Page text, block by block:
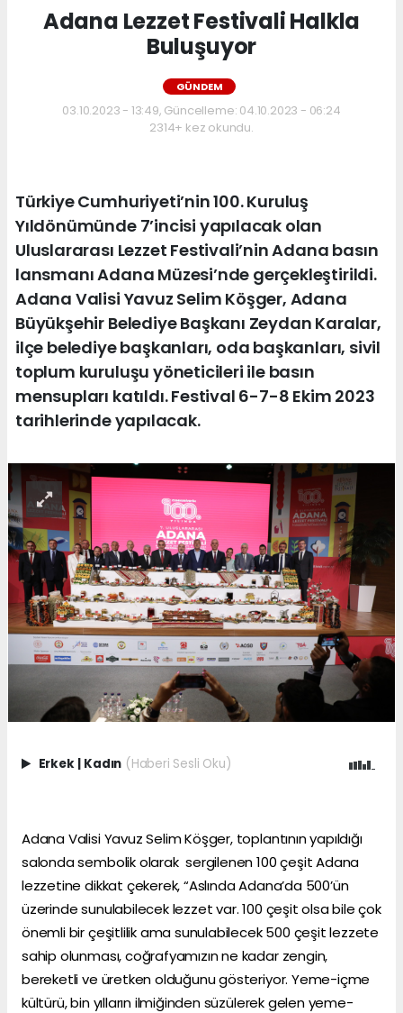
Adana Lezzet Festivali Halkla
Buluşuyor
GÜNDEM
03.10.2023 - 13:49, Güncelleme: 04.10.2023 - 06:24
2314+ kez okundu.
Türkiye Cumhuriyeti’nin 100. Kuruluş
Yıldönümünde 7’incisi yapılacak olan
Uluslararası Lezzet Festivali’nin Adana basın
lansmanı Adana Müzesi’nde gerçekleştirildi.
Adana Valisi Yavuz Selim Köşger, Adana
Büyükşehir Belediye Başkanı Zeydan Karalar,
ilçe belediye başkanları, oda başkanları, sivil
toplum kuruluşu yöneticileri ile basın
mensupları katıldı. Festival 6-7-8 Ekim 2023
tarihlerinde yapılacak.
Erkek | Kadın (Haberi Sesli Oku)
Adana Valisi Yavuz Selim Köşger, toplantının yapıldığı
salonda sembolik olarak sergilenen 100 çeşit Adana
lezzetine dikkat çekerek, “Aslında Adana’da 500’ün
üzerinde sunulabilecek lezzet var. 100 çeşit olsa bile çok
önemli bir çeşitlilik ama sunulabilecek 500 çeşit lezzete
sahip olunması, coğrafyamızın ne kadar zengin,
bereketli ve üretken olduğunu gösteriyor. Yeme-içme
kültürü, bin yılların ilmiğinden süzülerek gelen yeme-